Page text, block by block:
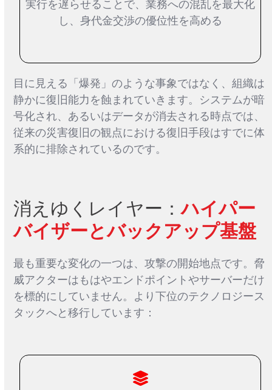
実行を遅らせることで、業務への混乱を最大化
し、身代金交渉の優位性を高める
目に見える「爆発」のような事象ではなく、組織は
静かに復旧能力を蝕まれていきます。システムが暗
号化され、あるいはデータが消去される時点では、
従来の災害復旧の観点における復旧手段はすでに体
系的に排除されているのです。
消えゆくレイヤー：ハイパー
バイザーとバックアップ基盤
最も重要な変化の一つは、攻撃の開始地点です。脅
威アクターはもはやエンドポイントやサーバーだけ
を標的にしていません。より下位のテクノロジース
タックへと移行しています：